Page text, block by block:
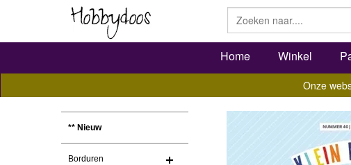
Home Winkel
Onze
** Nieuw
Borduren